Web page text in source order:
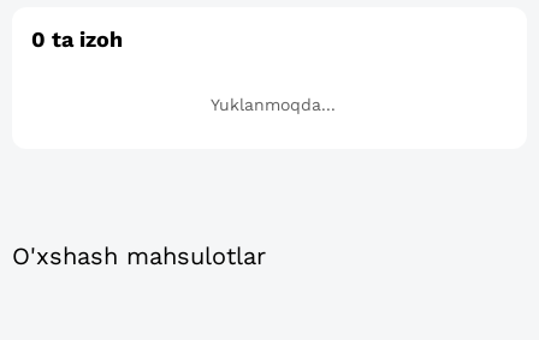
0 ta izoh
Yuklanmoqda...
O'xshash mahsulotlar